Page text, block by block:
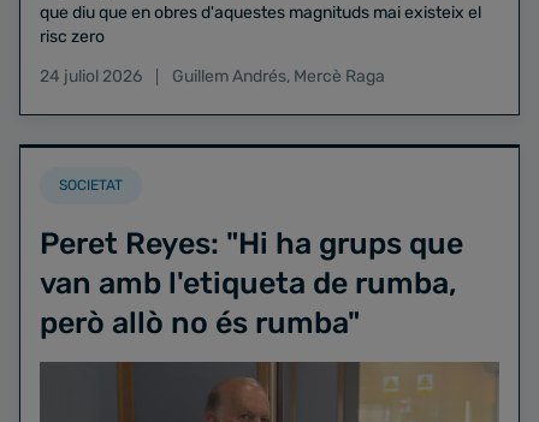
que diu que en obres d'aquestes magnituds mai existeix el
risc zero
24 juliol 2026
Guillem Andrés, Mercè Raga
SOCIETAT
Peret Reyes: "Hi ha grups que
van amb l'etiqueta de rumba,
però allò no és rumba"